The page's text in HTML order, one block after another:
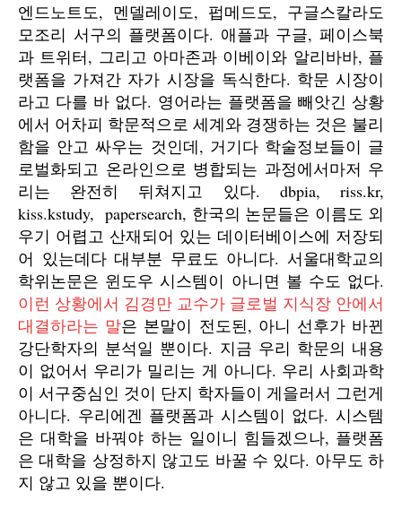
엔드노트도, 멘델레이도, 펍메드도, 구글스칼라도
모조리 서구의 플랫폼이다. 애플과 구글, 페이스북
과 트위터, 그리고 아마존과 이베이와 알리바바, 플
랫폼을 가져간 자가 시장을 독식한다. 학문 시장이
라고 다를 바 없다. 영어라는 플랫폼을 빼앗긴 상황
에서 어차피 학문적으로 세계와 경쟁하는 것은 불리
함을 안고 싸우는 것인데, 거기다 학술정보들이 글
로벌화되고 온라인으로 병합되는 과정에서마저 우
리는 완전히 뒤쳐지고 있다. dbpia, riss.kr,
kiss.kstudy, papersearch, 한국의 논문들은 이름도 외
우기 어렵고 산재되어 있는 데이터베이스에 저장되
어 있는데다 대부분 무료도 아니다. 서울대학교의
학위논문은 윈도우 시스템이 아니면 볼 수도 없다.
이런 상황에서 김경만 교수가 글로벌 지식장 안에서
대결하라는 말은 본말이 전도된, 아니 선후가 바뀐
강단학자의 분석일 뿐이다. 지금 우리 학문의 내용
이 없어서 우리가 밀리는 게 아니다. 우리 사회과학
이 서구중심인 것이 단지 학자들이 게을러서 그런게
아니다. 우리에겐 플랫폼과 시스템이 없다. 시스템
은 대학을 바꿔야 하는 일이니 힘들겠으나, 플랫폼
은 대학을 상정하지 않고도 바꿀 수 있다. 아무도 하
지 않고 있을 뿐이다.